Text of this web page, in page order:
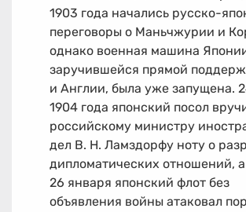
1903 года начались русско-
переговоры о Маньчжурии и
однако военная машина
заручившейся прямой
и Англии, была уже запущена.
1904 года японский посол
российскому министру
дел В. Н. Ламздорфу ноту о
дипломатических отношений,
26 января японский флот без
объявления войны атаковал